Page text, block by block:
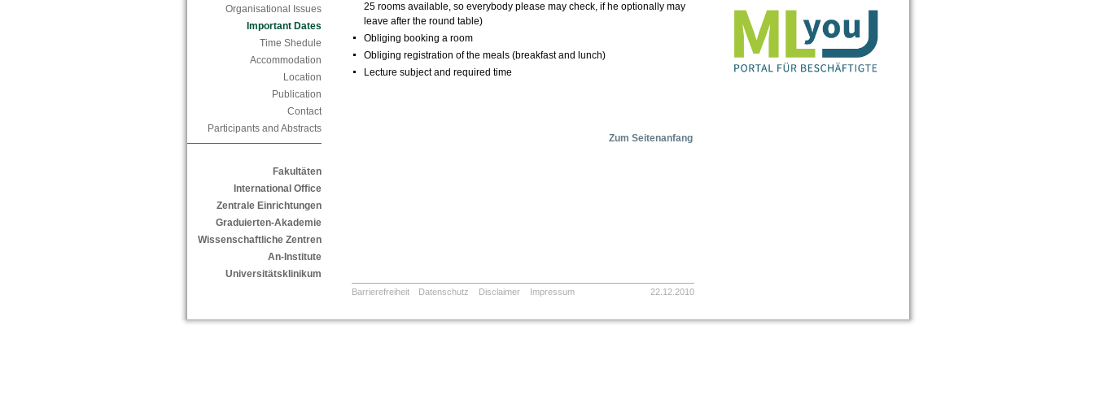
Organisational Issues
Important Dates
Time Shedule
Accommodation
Location
Publication
Contact
Participants and Abstracts
Fakultäten
International Office
Zentrale Einrichtungen
Graduierten-Akademie
Wissenschaftliche Zentren
An-Institute
Universitätsklinikum
25 rooms available, so everybody please may check, if he optionally may
leave after the round table)
Obliging booking a room
Obliging registration of the meals (breakfast and lunch)
Lecture subject and required time
Zum Seitenanfang
Barrierefreiheit Datenschutz Disclaimer Impressum 22.12.2010